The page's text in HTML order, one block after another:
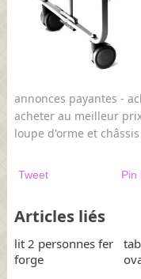
annonces payantes -
acheter au meilleur
loupe d'orme et
Tweet Pin
Articles liés
lit 2 personnes fer
forge